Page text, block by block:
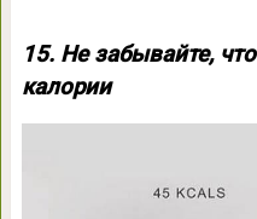
15. Не забывайте,
калории